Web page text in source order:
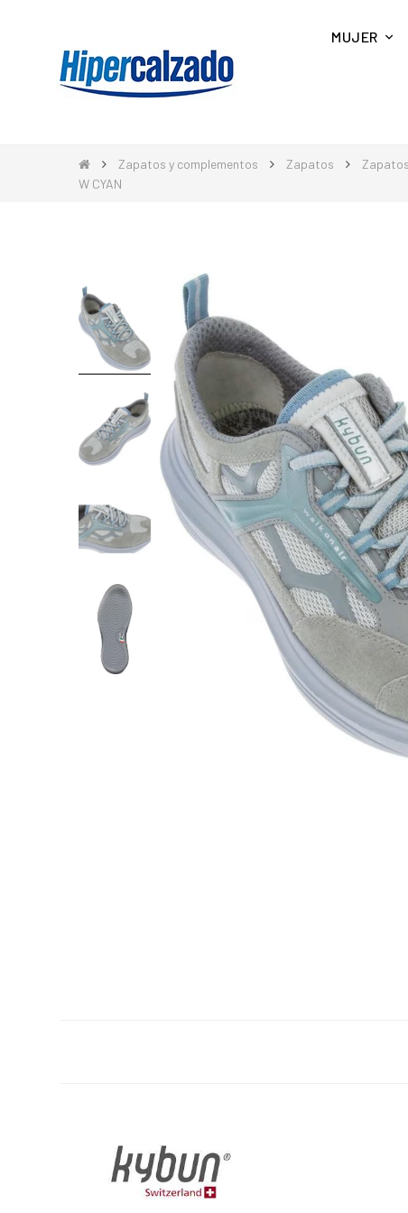
MUJER
Zapatos y complementos Zapatos
W CYAN